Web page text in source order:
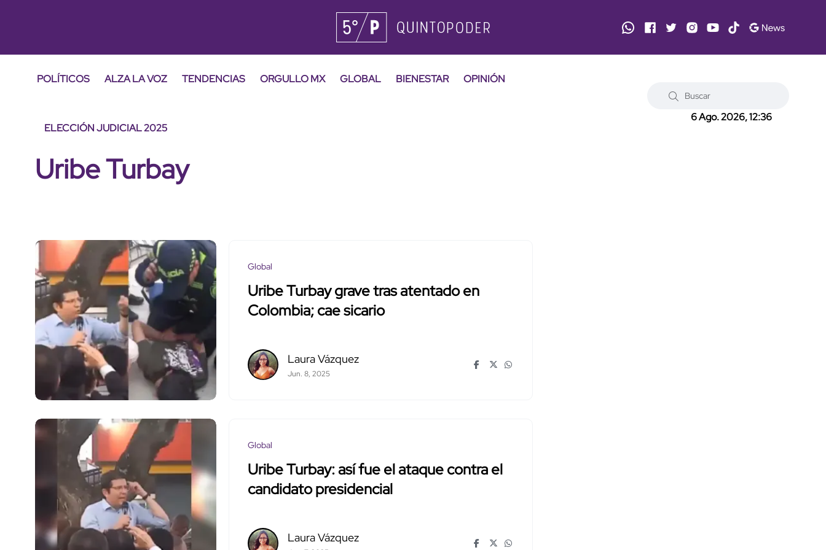
POLÍTICOS ALZA LA VOZ TENDENCIAS ORGULLO MX GLOBAL BIENESTAR OPINIÓN
ELECCIÓN JUDICIAL 2025
6 Ago. 2026, 12:36
Uribe Turbay
Global
Uribe Turbay grave tras atentado en
Colombia; cae sicario
Laura Vázquez
Jun. 8, 2025
Global
Uribe Turbay: así fue el ataque contra el
candidato presidencial
Laura Vázquez